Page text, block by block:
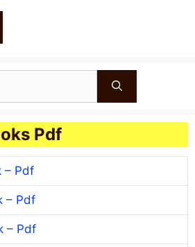
Pdf
– Pdf
– Pdf
– Pdf